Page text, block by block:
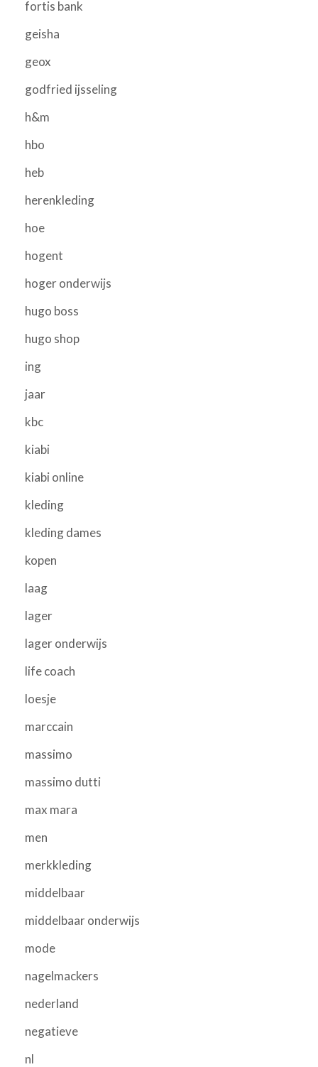
fortis bank
geisha
geox
godfried ijsseling
h&m
hbo
heb
herenkleding
hoe
hogent
hoger onderwijs
hugo boss
hugo shop
ing
jaar
kbc
kiabi
kiabi online
kleding
kleding dames
kopen
laag
lager
lager onderwijs
life coach
loesje
marccain
massimo
massimo dutti
max mara
men
merkkleding
middelbaar
middelbaar onderwijs
mode
nagelmackers
nederland
negatieve
nl